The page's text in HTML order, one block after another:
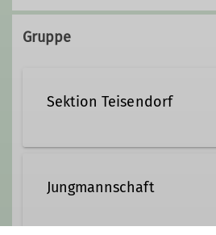
+49 177 4039716
Gruppe
Sektion Teisendorf
Jungmannschaft